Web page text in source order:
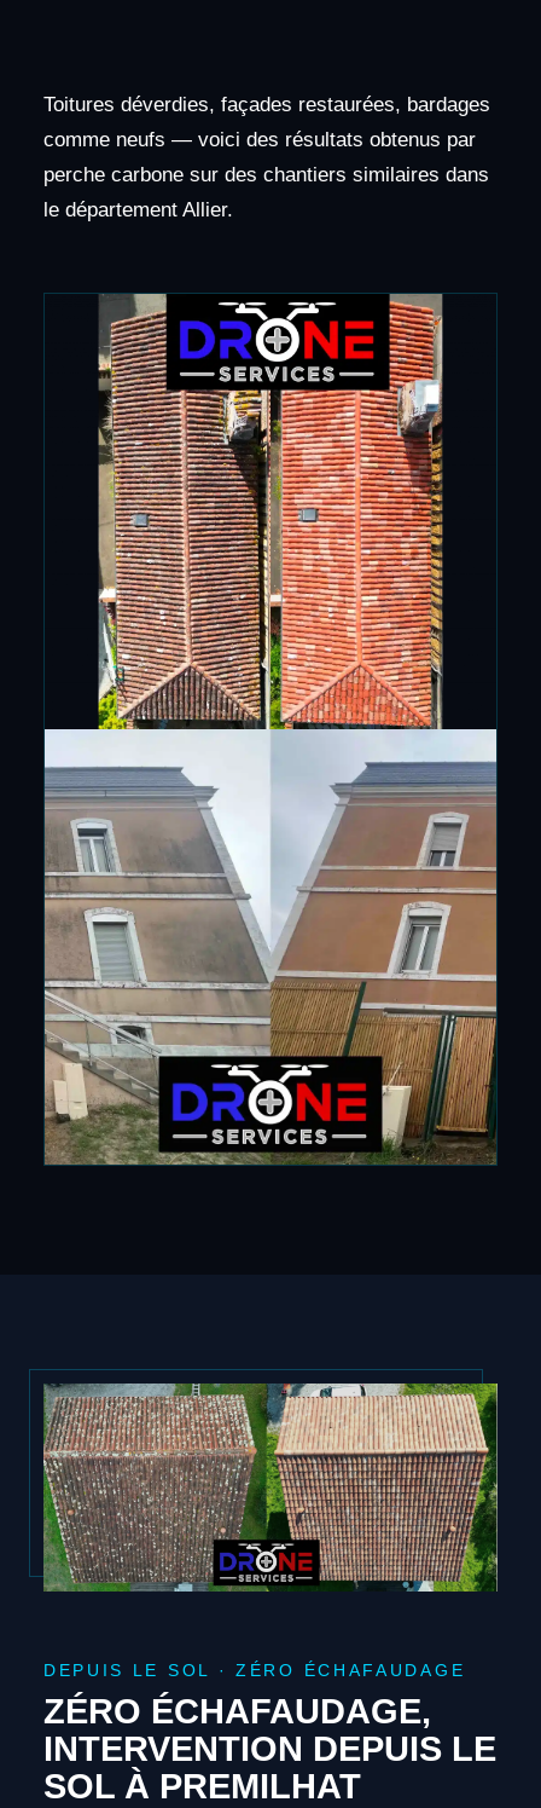
Toitures déverdies, façades restaurées, bardages
comme neufs — voici des résultats obtenus par
perche carbone sur des chantiers similaires dans
le département Allier.
DEPUIS LE SOL · ZÉRO ÉCHAFAUDAGE
ZÉRO ÉCHAFAUDAGE,
INTERVENTION DEPUIS LE
SOL À PREMILHAT